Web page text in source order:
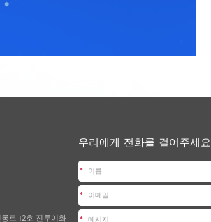
로 12호 진루이화
우리에게 전화를 걸어주세요
*
*